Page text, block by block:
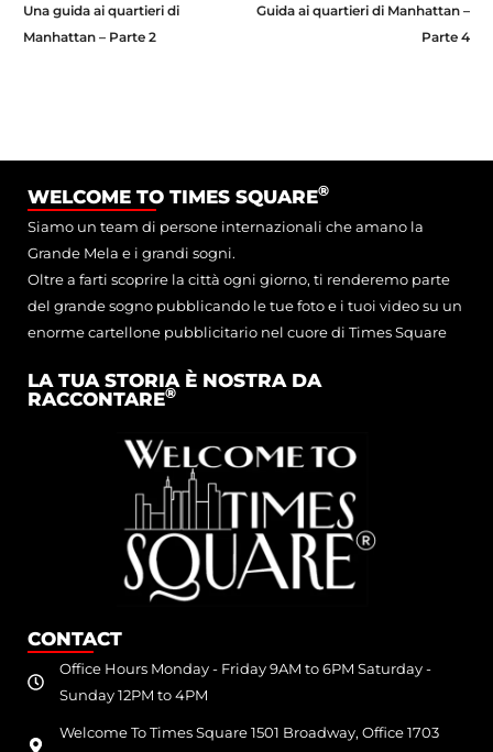
Una guida ai quartieri di
Manhattan – Parte 2
Guida ai quartieri di Manhattan –
Parte 4
WELCOME TO TIMES SQUARE®
Siamo un team di persone internazionali che amano la
Grande Mela e i grandi sogni.
Oltre a farti scoprire la città ogni giorno, ti renderemo parte
del grande sogno pubblicando le tue foto e i tuoi video su un
enorme cartellone pubblicitario nel cuore di Times Square
LA TUA STORIA È NOSTRA DA
RACCONTARE®
CONTACT
Office Hours Monday - Friday 9AM to 6PM Saturday -
Sunday 12PM to 4PM
Welcome To Times Square 1501 Broadway, Office 1703